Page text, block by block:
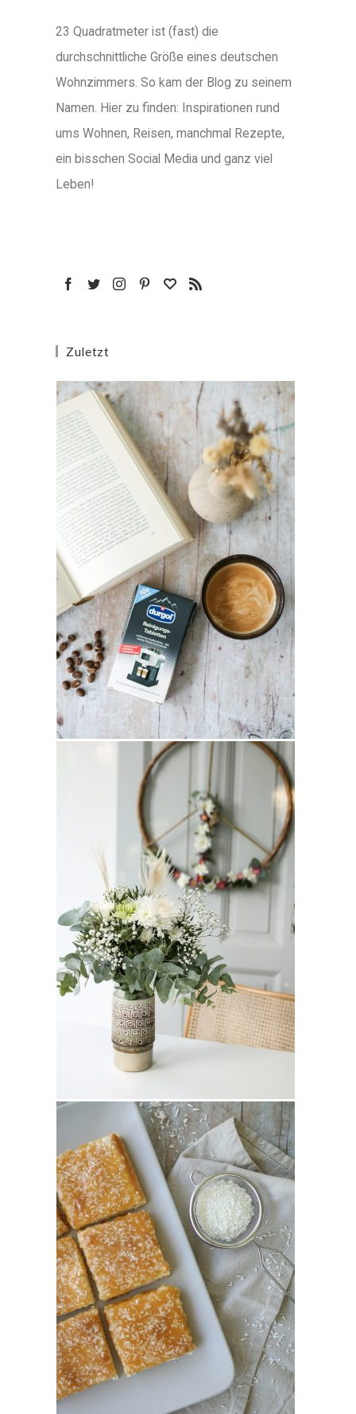
23 Quadratmeter ist (fast) die
durchschnittliche Größe eines deutschen
Wohnzimmers. So kam der Blog zu seinem
Namen. Hier zu finden: Inspirationen rund
ums Wohnen, Reisen, manchmal Rezepte,
ein bisschen Social Media und ganz viel
Leben!
Zuletzt